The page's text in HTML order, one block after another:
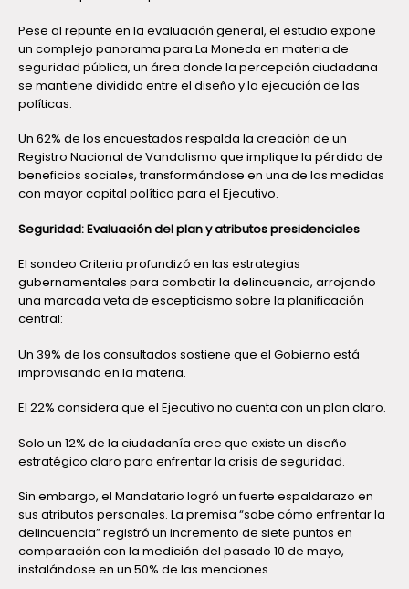
Pese al repunte en la evaluación general, el estudio expone
un complejo panorama para La Moneda en materia de
seguridad pública, un área donde la percepción ciudadana
se mantiene dividida entre el diseño y la ejecución de las
políticas.
Un 62% de los encuestados respalda la creación de un
Registro Nacional de Vandalismo que implique la pérdida de
beneficios sociales, transformándose en una de las medidas
con mayor capital político para el Ejecutivo.
Seguridad: Evaluación del plan y atributos presidenciales
El sondeo Criteria profundizó en las estrategias
gubernamentales para combatir la delincuencia, arrojando
una marcada veta de escepticismo sobre la planificación
central:
Un 39% de los consultados sostiene que el Gobierno está
improvisando en la materia.
El 22% considera que el Ejecutivo no cuenta con un plan claro.
Solo un 12% de la ciudadanía cree que existe un diseño
estratégico claro para enfrentar la crisis de seguridad.
Sin embargo, el Mandatario logró un fuerte espaldarazo en
sus atributos personales. La premisa “sabe cómo enfrentar la
delincuencia” registró un incremento de siete puntos en
comparación con la medición del pasado 10 de mayo,
instalándose en un 50% de las menciones.